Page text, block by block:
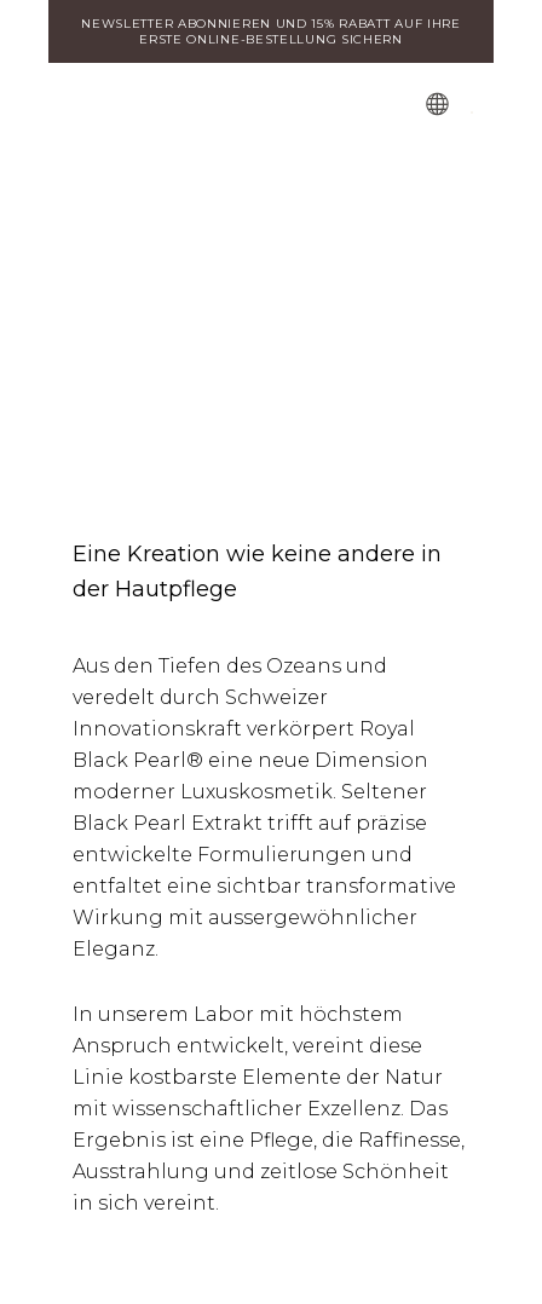
NEWSLETTER ABONNIEREN UND 15% RABATT AUF IHRE
ERSTE ONLINE-BESTELLUNG SICHERN
Eine Kreation wie keine andere in
der Hautpflege
Aus den Tiefen des Ozeans und
veredelt durch Schweizer
Innovationskraft verkörpert Royal
Black Pearl® eine neue Dimension
moderner Luxuskosmetik. Seltener
Black Pearl Extrakt trifft auf präzise
entwickelte Formulierungen und
entfaltet eine sichtbar transformative
Wirkung mit aussergewöhnlicher
Eleganz.
In unserem Labor mit höchstem
Anspruch entwickelt, vereint diese
Linie kostbarste Elemente der Natur
mit wissenschaftlicher Exzellenz. Das
Ergebnis ist eine Pflege, die Raffinesse,
Ausstrahlung und zeitlose Schönheit
in sich vereint.